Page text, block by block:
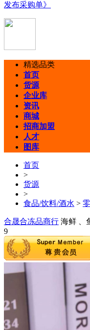
发布采购单》
精选品类
首页
货源
企业库
资讯
商城
招商加盟
人才
图库
首页
>
货源
>
食品/饮料/酒水 >
合晟合冻品商行 海鲜 、
9